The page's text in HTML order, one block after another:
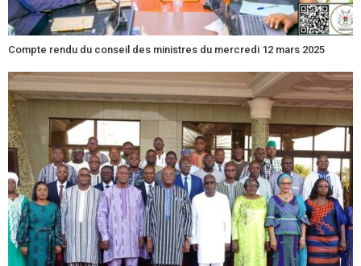
Compte rendu du conseil des ministres du mercredi 12 mars 2025